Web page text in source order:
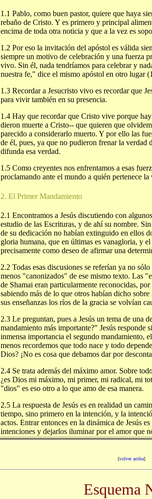
1.1 Pablo, como buen pastor, quiere que haya
rebaño de Cristo. Y es primero y principal
encima de toda otra noticia y que a la vez es
1.2 Por eso la invitación del apóstol es válida
siempre un motivo de celebración y una fuerza
vivo. Sin él, nada tendríamos para celebrar y
nuestra fe," dice el mismo apóstol en otro lugar
1.3 Recordar a Jesucristo vivo es recordar que
para vivir también en su presencia.
1.4 Hay que recordar que Cristo vive porque
dieron muerte a Cristo-- que quieren que
parecido a considerarlo muerto. Y por ello las
de él, pues, ya que no pudieron frenar la verdad
difunda esa verdad.
1.5 Como creyentes nos enfrentamos a esas
proclamando ante el mundo a quién pertenece
2. El Primer Mandamiento
2.1 Encontramos a Jesús discutiendo con
estudio de las Escrituras, y de ahí su nombre.
de su dedicación no habían extinguido en ellos
gloria humana, que en últimas es vanagloria, y
precisamente como deseo de afirmar una
2.2 Todas esas discusiones se referían ya no
menos "canonizados" de ese mismo texto. Las
de Shamai eran particularmente reconocidas,
sabiendo más de lo que otros habían dicho
sus enseñanzas los ríos de la gracia se volvían
2.3 Le preguntan, pues a Jesús un tema de una
mandamiento más importante?" Jesús responde
inmensa importancia el segundo mandamiento,
menos recordemos que todo nace y todo
Dios? ¡No es cosa que debamos dar por
2.4 Se trata además del máximo amor. Sobre
¿es Dios mi máximo, mi primer, mi radical, mi
"dios" es eso otro a lo que amo de esa manera.
2.5 La respuesta de Jesús es en realidad un
tiempo, sino primero en la intención, y la
actos. Entrar entonces en la dinámica de Jesús
intenciones y dejarlos iluminar por el amor que
[volver arriba]
Esquema